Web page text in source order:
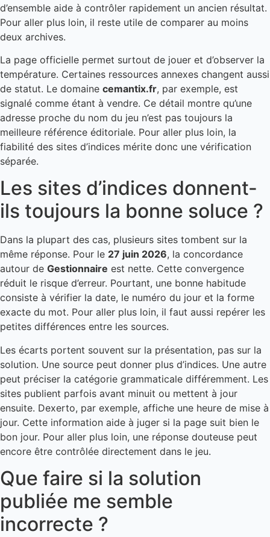
d’ensemble aide à contrôler rapidement un ancien résultat.
Pour aller plus loin, il reste utile de comparer au moins
deux archives.
La page officielle permet surtout de jouer et d’observer la
température. Certaines ressources annexes changent aussi
de statut. Le domaine cemantix.fr, par exemple, est
signalé comme étant à vendre. Ce détail montre qu’une
adresse proche du nom du jeu n’est pas toujours la
meilleure référence éditoriale. Pour aller plus loin, la
fiabilité des sites d’indices mérite donc une vérification
séparée.
Les sites d’indices donnent-
ils toujours la bonne soluce ?
Dans la plupart des cas, plusieurs sites tombent sur la
même réponse. Pour le 27 juin 2026, la concordance
autour de Gestionnaire est nette. Cette convergence
réduit le risque d’erreur. Pourtant, une bonne habitude
consiste à vérifier la date, le numéro du jour et la forme
exacte du mot. Pour aller plus loin, il faut aussi repérer les
petites différences entre les sources.
Les écarts portent souvent sur la présentation, pas sur la
solution. Une source peut donner plus d’indices. Une autre
peut préciser la catégorie grammaticale différemment. Les
sites publient parfois avant minuit ou mettent à jour
ensuite. Dexerto, par exemple, affiche une heure de mise à
jour. Cette information aide à juger si la page suit bien le
bon jour. Pour aller plus loin, une réponse douteuse peut
encore être contrôlée directement dans le jeu.
Que faire si la solution
publiée me semble
incorrecte ?